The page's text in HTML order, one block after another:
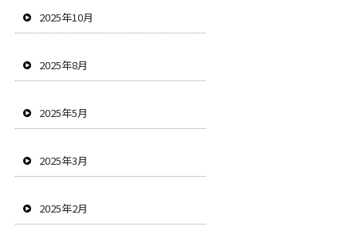
2025年10月
2025年8月
2025年5月
2025年3月
2025年2月